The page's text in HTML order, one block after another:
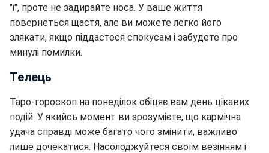
"і", проте не задирайте носа. У ваше життя
повернеться щастя, але ви можете легко його
злякати, якщо піддастеся спокусам і забудете про
минулі помилки.
Телець
Таро-гороскоп на понеділок обіцяє вам день цікавих
подій. У якийсь момент ви зрозумієте, що кармічна
удача справді може багато чого змінити, важливо
лише дочекатися. Насолоджуйтеся своїм везінням і